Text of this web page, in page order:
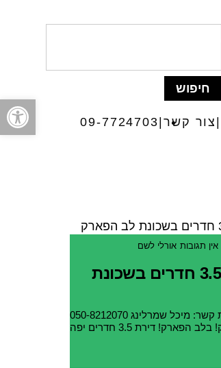
צור קשר 09-7724703
אין תגובות אורלי לשם
למכירה דירת 3.5 חדרים בשכונת
דירת 3.5 חדרים ליצירת קשר: מיכל שמרלינג 050-8212070
מידע נוסף:חדשה בשוק! בלב הפארק! דירת 3.5 חדרים יפה
פתח